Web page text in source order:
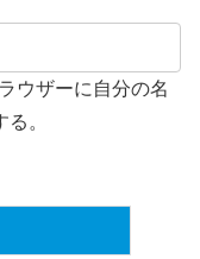
ウザーに自分の名
。